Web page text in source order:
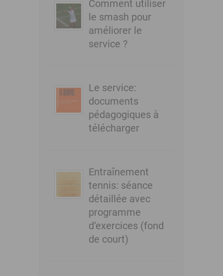
Comment utiliser
le smash pour
améliorer le
service ?
Le service:
documents
pédagogiques à
télécharger
Entraînement
tennis: séance
détaillée avec
programme
d’exercices (fond
de court)